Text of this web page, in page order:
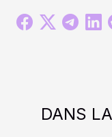
DANS